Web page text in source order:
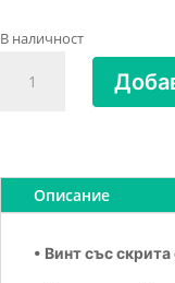
В наличност
глава
А2
Описание
• Винт със